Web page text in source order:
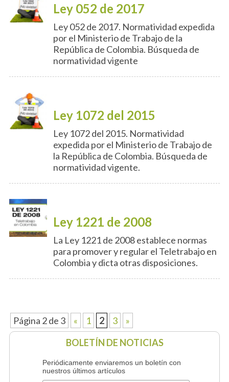
Ley 052 de 2017
Ley 052 de 2017. Normatividad expedida
por el Ministerio de Trabajo de la
República de Colombia. Búsqueda de
normatividad vigente
Ley 1072 del 2015
Ley 1072 del 2015. Normatividad
expedida por el Ministerio de Trabajo de
la República de Colombia. Búsqueda de
normatividad vigente.
Ley 1221 de 2008
La Ley 1221 de 2008 establece normas
para promover y regular el Teletrabajo en
Colombia y dicta otras disposiciones.
Página 2 de 3 « 1 2 3
»
BOLETÍN DE NOTICIAS
Periódicamente enviaremos un boletín con
nuestros últimos artículos